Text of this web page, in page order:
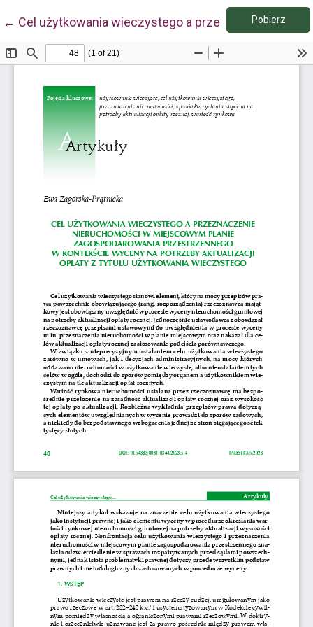
← Wróć do szczegółów artykułu
Cel użytkowania wieczystego a przeznaczenie
Pobierz